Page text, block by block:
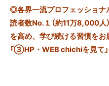
◎各界一流プロフェッショ
読者数No.１（約11万8,000人
を高め、学び続ける習慣を
「③HP・WEB chichiを見て